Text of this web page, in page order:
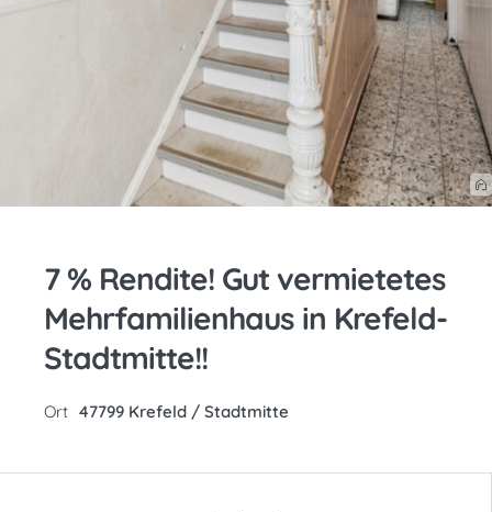
7 % Rendite! Gut vermietetes
Mehrfamilienhaus in Krefeld-
Stadtmitte!!
Ort 47799 Krefeld / Stadtmitte